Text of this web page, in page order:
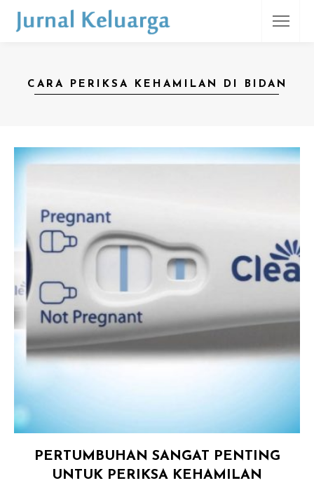
CARA PERIKSA KEHAMILAN DI BIDAN
PERTUMBUHAN SANGAT PENTING
UNTUK PERIKSA KEHAMILAN